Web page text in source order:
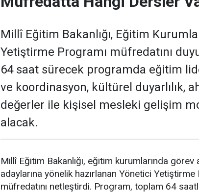
Millî Eğitim Bakanlığı, Eğitim
Yetiştirme Programı müfredatını
64 saat sürecek programda eğitim
ve koordinasyon, kültürel duyarlılık,
değerler ile kişisel mesleki gelişim
alacak.
Millî Eğitim Bakanlığı, eğitim kurumlarında
adaylarına yönelik hazırlanan Yönetici Yetiştirme
müfredatını netleştirdi. Program, toplam 64